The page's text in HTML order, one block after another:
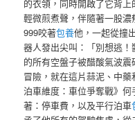
的衣領，同時開啟了它背
輕微煎煮聲，伴隨著一股
999咬著包養他，一起從撞
器人發出尖叫：「別想逃
的所有空盤子被醋酸氣波
冒險，就在這片蒜泥、中
泊車維度：車位爭奪戰》
著：停車費，以及平行泊車